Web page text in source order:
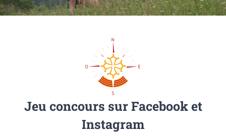
Jeu concours sur Facebook et
Instagram